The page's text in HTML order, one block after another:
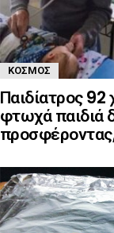
ΚΌΣΜΟΣ
Παιδίατρος
φτωχά
προσφέροντας,